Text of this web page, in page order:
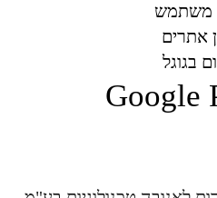
משתמש
אתרים
בגוגל
Google